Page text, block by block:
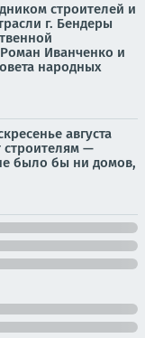
строителей и
г. Бендеры
Иванченко и
народных
августа
—
было бы ни домов,